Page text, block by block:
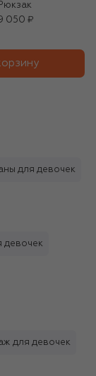
050 ₽
для девочек
девочек
для девочек